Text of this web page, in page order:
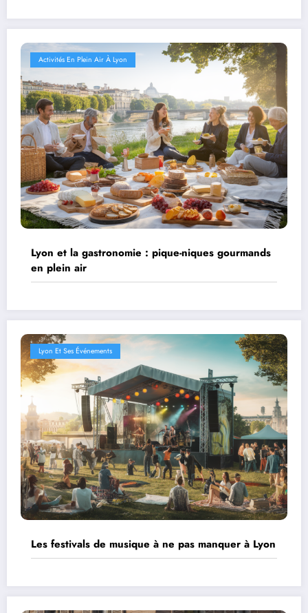
Activités En Plein Air À Lyon
Lyon et la gastronomie : pique-niques gourmands
en plein air
Lyon Et Ses Événements
Les festivals de musique à ne pas manquer à Lyon